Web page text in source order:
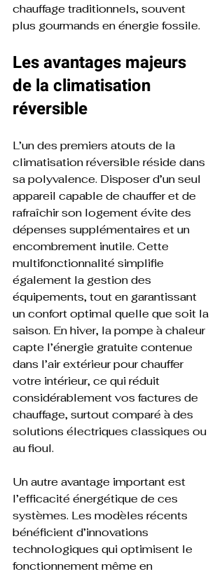
chauffage traditionnels, souvent
plus gourmands en énergie fossile.
Les avantages majeurs
de la climatisation
réversible
L’un des premiers atouts de la
climatisation réversible réside dans
sa polyvalence. Disposer d’un seul
appareil capable de chauffer et de
rafraîchir son logement évite des
dépenses supplémentaires et un
encombrement inutile. Cette
multifonctionnalité simplifie
également la gestion des
équipements, tout en garantissant
un confort optimal quelle que soit la
saison. En hiver, la pompe à chaleur
capte l’énergie gratuite contenue
dans l’air extérieur pour chauffer
votre intérieur, ce qui réduit
considérablement vos factures de
chauffage, surtout comparé à des
solutions électriques classiques ou
au fioul.
Un autre avantage important est
l’efficacité énergétique de ces
systèmes. Les modèles récents
bénéficient d’innovations
technologiques qui optimisent le
fonctionnement même en